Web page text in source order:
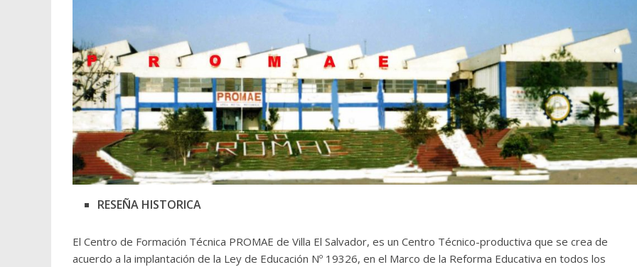
RESEÑA HISTORICA
El Centro de Formación Técnica PROMAE de Villa El Salvador, es un Centro Técnico-productiva que se crea de
acuerdo a la implantación de la Ley de Educación Nº 19326, en el Marco de la Reforma Educativa en todos los